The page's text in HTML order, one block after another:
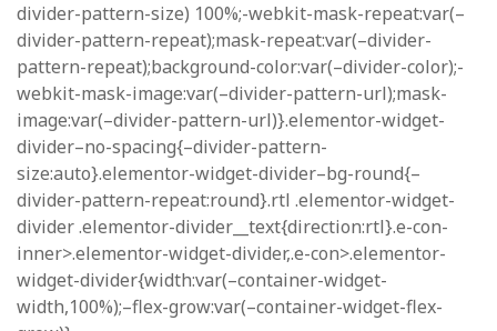
divider-pattern-size) 100%;-webkit-mask-repeat:var(–
divider-pattern-repeat);mask-repeat:var(–divider-
pattern-repeat);background-color:var(–divider-color);-
webkit-mask-image:var(–divider-pattern-url);mask-
image:var(–divider-pattern-url)}.elementor-widget-
divider–no-spacing{–divider-pattern-
size:auto}.elementor-widget-divider–bg-round{–
divider-pattern-repeat:round}.rtl .elementor-widget-
divider .elementor-divider__text{direction:rtl}.e-con-
inner>.elementor-widget-divider,.e-con>.elementor-
widget-divider{width:var(–container-widget-
width,100%);–flex-grow:var(–container-widget-flex-